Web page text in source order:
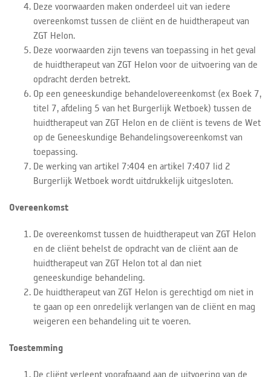
Deze voorwaarden maken onderdeel uit van iedere
overeenkomst tussen de cliënt en de huidtherapeut van
ZGT Helon.
Deze voorwaarden zijn tevens van toepassing in het geval
de huidtherapeut van ZGT Helon voor de uitvoering van de
opdracht derden betrekt.
Op een geneeskundige behandelovereenkomst (ex Boek 7,
titel 7, afdeling 5 van het Burgerlijk Wetboek) tussen de
huidtherapeut van ZGT Helon en de cliënt is tevens de Wet
op de Geneeskundige Behandelingsovereenkomst van
toepassing.
De werking van artikel 7:404 en artikel 7:407 lid 2
Burgerlijk Wetboek wordt uitdrukkelijk uitgesloten.
Overeenkomst
De overeenkomst tussen de huidtherapeut van ZGT Helon
en de cliënt behelst de opdracht van de cliënt aan de
huidtherapeut van ZGT Helon tot al dan niet
geneeskundige behandeling.
De huidtherapeut van ZGT Helon is gerechtigd om niet in
te gaan op een onredelijk verlangen van de cliënt en mag
weigeren een behandeling uit te voeren.
Toestemming
De cliënt verleent voorafgaand aan de uitvoering van de